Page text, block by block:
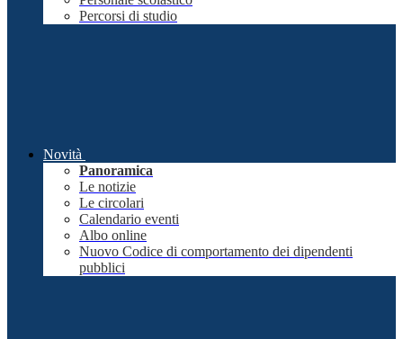
Percorsi di studio
Novità
Panoramica
Le notizie
Le circolari
Calendario eventi
Albo online
Nuovo Codice di comportamento dei dipendenti
pubblici